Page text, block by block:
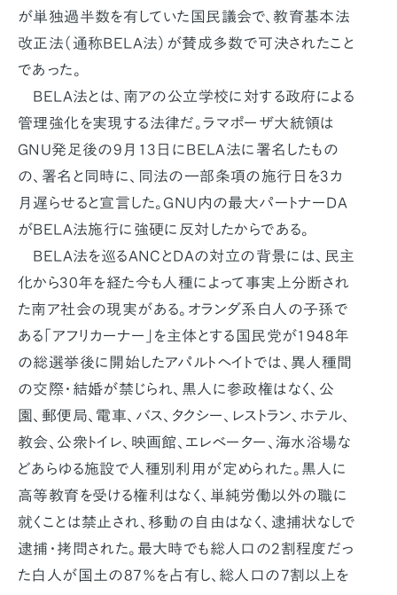
が単独過半数を有していた国民議会で、教育基本法
改正法（通称BELA法）が賛成多数で可決されたこと
であった。
BELA法とは、南アの公立学校に対する政府による
管理強化を実現する法律だ。ラマポーザ大統領は
GNU発足後の9月13日にBELA法に署名したもの
の、署名と同時に、同法の一部条項の施行日を3カ
月遅らせると宣言した。GNU内の最大パートナーDA
がBELA法施行に強硬に反対したからである。
BELA法を巡るANCとDAの対立の背景には、民主
化から30年を経た今も人種によって事実上分断され
た南ア社会の現実がある。オランダ系白人の子孫で
ある「アフリカーナー」を主体とする国民党が1948年
の総選挙後に開始したアパルトヘイトでは、異人種間
の交際・結婚が禁じられ、黒人に参政権はなく、公
園、郵便局、電車、バス、タクシー、レストラン、ホテル、
教会、公衆トイレ、映画館、エレベーター、海水浴場な
どあらゆる施設で人種別利用が定められた。黒人に
高等教育を受ける権利はなく、単純労働以外の職に
就くことは禁止され、移動の自由はなく、逮捕状なしで
逮捕・拷問された。最大時でも総人口の2割程度だっ
た白人が国土の87％を占有し、総人口の7割以上を